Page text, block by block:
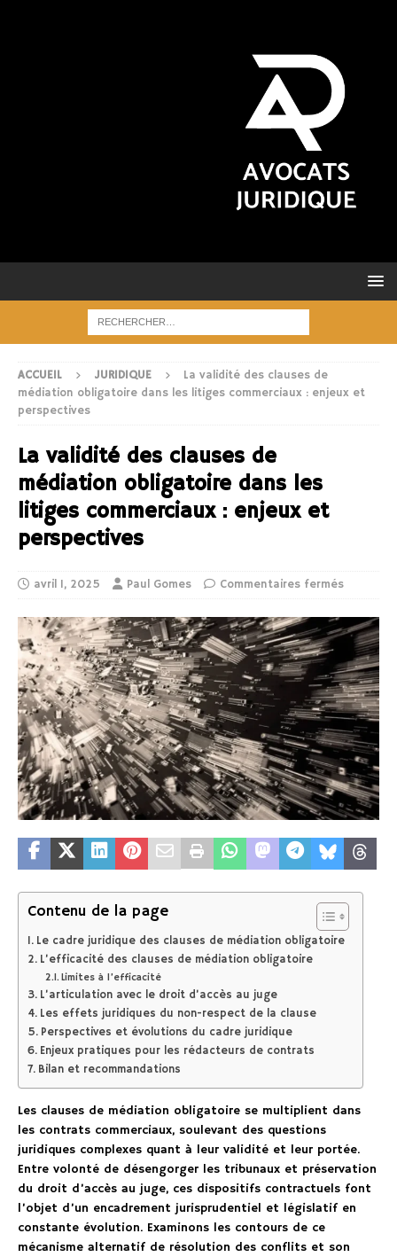
ACCUEIL JURIDIQUE
La validité des clauses de
médiation obligatoire dans les litiges commerciaux : enjeux et
perspectives
La validité des clauses de
médiation obligatoire dans les
litiges commerciaux : enjeux et
perspectives
avril 1, 2025 Paul Gomes Commentaires fermés
Contenu de la page
Le cadre juridique des clauses de médiation obligatoire
L’efficacité des clauses de médiation obligatoire
Limites à l’efficacité
L’articulation avec le droit d’accès au juge
Les effets juridiques du non-respect de la clause
Perspectives et évolutions du cadre juridique
Enjeux pratiques pour les rédacteurs de contrats
Bilan et recommandations
Les clauses de médiation obligatoire se multiplient dans
les contrats commerciaux, soulevant des questions
juridiques complexes quant à leur validité et leur portée.
Entre volonté de désengorger les tribunaux et préservation
du droit d’accès au juge, ces dispositifs contractuels font
l’objet d’un encadrement jurisprudentiel et législatif en
constante évolution. Examinons les contours de ce
mécanisme alternatif de résolution des conflits et son